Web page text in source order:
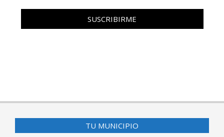
TU MUNICIPIO